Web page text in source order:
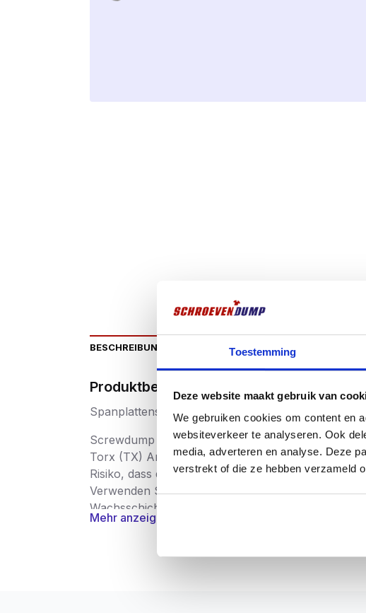
Toestemming
Deze website maakt gebruik van
We gebruiken cookies om content en
websiteverkeer te analyseren. Ook
media, adverteren en analyse. Deze
verstrekt of die ze hebben verzameld
BESCHREIBUNG ZUSÄTZLICHE INFORMATIONEN
Produktbeschriftung
Spanplattenschrauben aus Edelstahl
Screwdump Spanplattenschrauben Edelstahl A2
Torx (TX) Antrieb. Die Vorteile des Torx-Antriebs
Risiko, dass das Werkzeug aus der Schraube
Verwenden Sie vorzugsweise Screwdump-Bits
Wachsschicht versehen, die als Schmiermittel
Vorbohrenwird für die Verwendung in Hartholz/
Spanplattenschrauben werden in einer sehr
Mehr anzeigen